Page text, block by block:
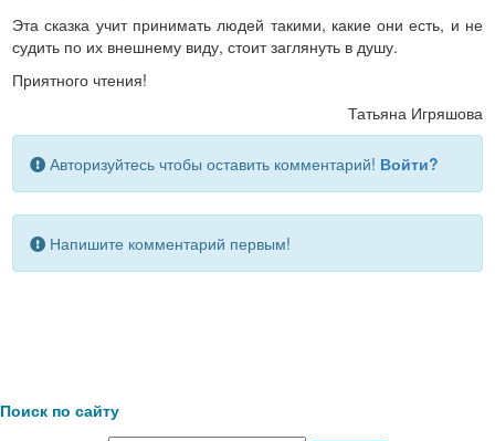
Эта сказка учит принимать людей такими, какие они есть, и не
судить по их внешнему виду, стоит заглянуть в душу.
Приятного чтения!
Татьяна Игряшова
Авторизуйтесь чтобы оставить комментарий! Войти?
Напишите комментарий первым!
Поиск по сайту